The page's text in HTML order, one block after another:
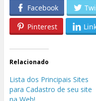
Facebook
Pinterest
Relacionado
Lista dos Principais Sites
para Cadastro de seu site
na Web!